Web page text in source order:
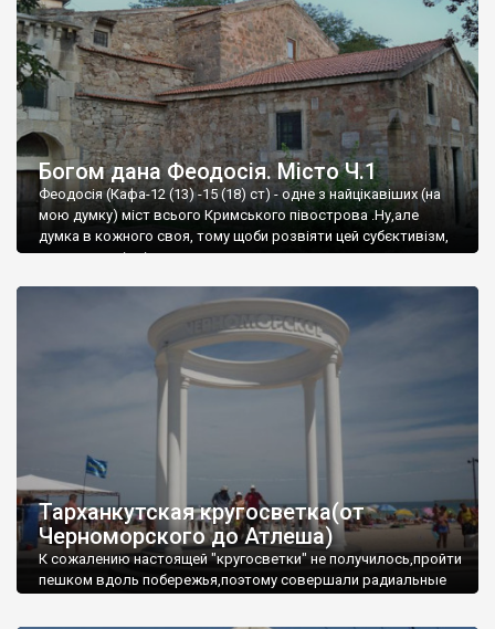
Богом дана Феодосія. Місто Ч.1
Феодосія (Кафа-12 (13) -15 (18) ст) - одне з найцікавіших (на
мою думку) міст всього Кримського півострова .Ну,але
думка в кожного своя, тому щоби розвіяти цей субєктивізм,
запрошую відвідати це
Тарханкутская кругосветка(от
Черноморского до Атлеша)
К сожалению настоящей "кругосветки" не получилось,пройти
пешком вдоль побережья,поэтому совершали радиальные